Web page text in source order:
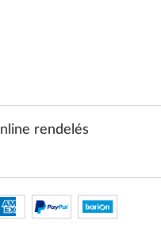
rendelés